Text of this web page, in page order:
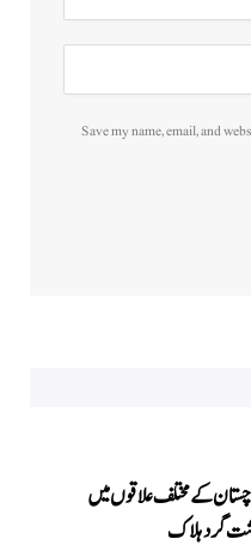
Save my name, email, and
کے مختلف علاقوں میں